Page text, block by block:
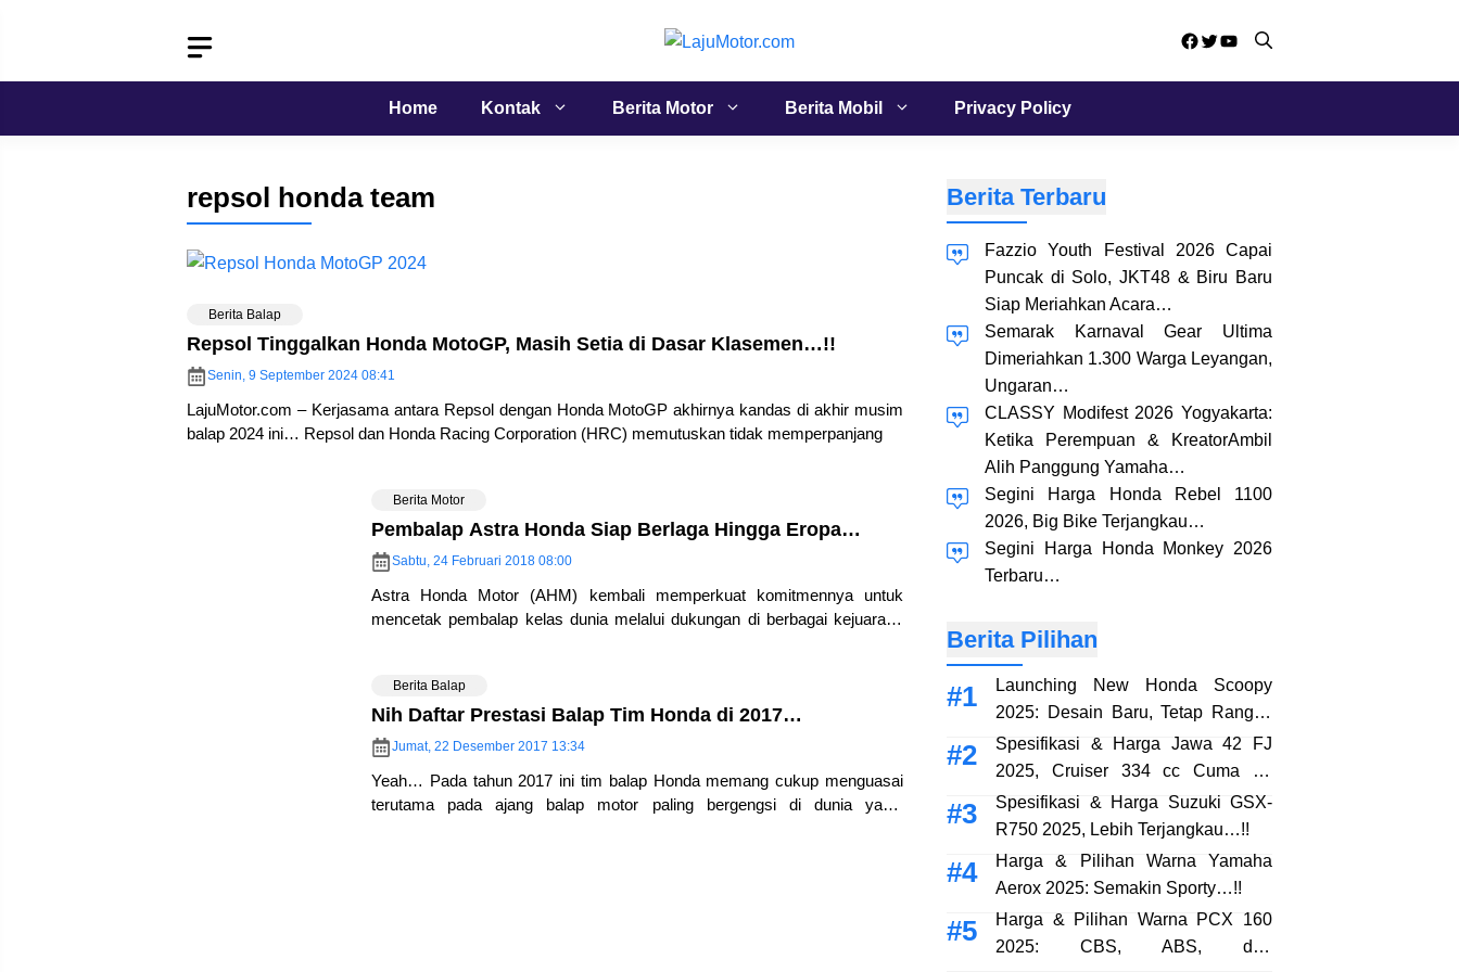
Facebook
Twitter
YouTube
Home Kontak Berita Motor Berita Mobil Privacy Policy
repsol honda team
Berita Balap
Repsol Tinggalkan Honda MotoGP, Masih Setia di Dasar Klasemen…!!
Senin, 9 September 2024 08:41
LajuMotor.com – Kerjasama antara Repsol dengan Honda MotoGP akhirnya kandas di akhir musim
balap 2024 ini… Repsol dan Honda Racing Corporation (HRC) memutuskan tidak memperpanjang
Berita Motor
Pembalap Astra Honda Siap Berlaga Hingga Eropa…
Sabtu, 24 Februari 2018 08:00
Astra Honda Motor (AHM) kembali memperkuat komitmennya untuk
mencetak pembalap kelas dunia melalui dukungan di berbagai kejuaraan
Berita Balap
Nih Daftar Prestasi Balap Tim Honda di 2017…
Jumat, 22 Desember 2017 13:34
Yeah… Pada tahun 2017 ini tim balap Honda memang cukup menguasai
terutama pada ajang balap motor paling bergengsi di dunia yakni
Berita Terbaru
Fazzio Youth Festival 2026 Capai
Puncak di Solo, JKT48 & Biru Baru
Siap Meriahkan Acara…
Semarak Karnaval Gear Ultima
Dimeriahkan 1.300 Warga Leyangan,
Ungaran…
CLASSY Modifest 2026 Yogyakarta:
Ketika Perempuan & KreatorAmbil
Alih Panggung Yamaha…
Segini Harga Honda Rebel 1100
2026, Big Bike Terjangkau…
Segini Harga Honda Monkey 2026
Terbaru…
Berita Pilihan
Launching New Honda Scoopy
2025: Desain Baru, Tetap Rangka
eSAF…!!
Spesifikasi & Harga Jawa 42 FJ
2025, Cruiser 334 cc Cuma 38
Jutaan…!!
Spesifikasi & Harga Suzuki GSX-
R750 2025, Lebih Terjangkau…!!
Harga & Pilihan Warna Yamaha
Aerox 2025: Semakin Sporty…!!
Harga & Pilihan Warna PCX 160
2025: CBS, ABS, dan